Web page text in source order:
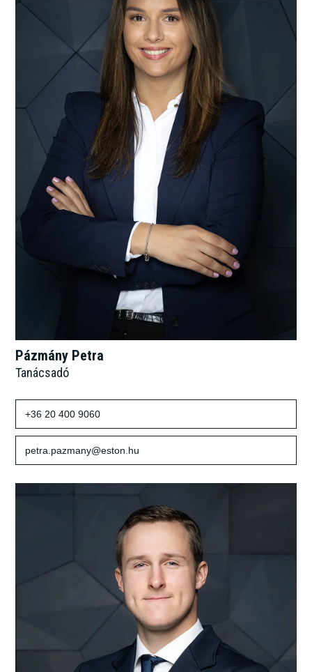
Pázmány Petra
Tanácsadó
+36 20 400 9060
petra.pazmany@eston.hu